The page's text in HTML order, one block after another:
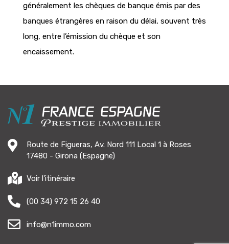
généralement les chèques de banque émis par des
banques étrangères en raison du délai, souvent très
long, entre l’émission du chèque et son
encaissement.
Route de Figueras, Av. Nord 111 Local 1 à Roses
17480 - Girona (Espagne)
Voir l'itinéraire
(00 34) 972 15 26 40
info@n1immo.com